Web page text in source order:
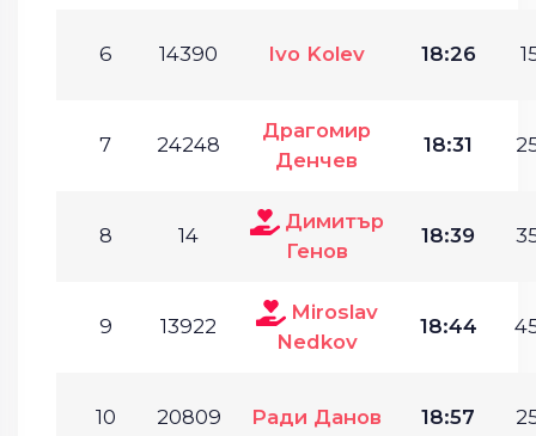
6 14390 Ivo Kolev 18:26
7 24248
Драгомир
Денчев
18:31
8 14
Димитър
Генов
18:39
9 13922
Miroslav
Nedkov
18:44
10 20809 Ради Данов 18:57